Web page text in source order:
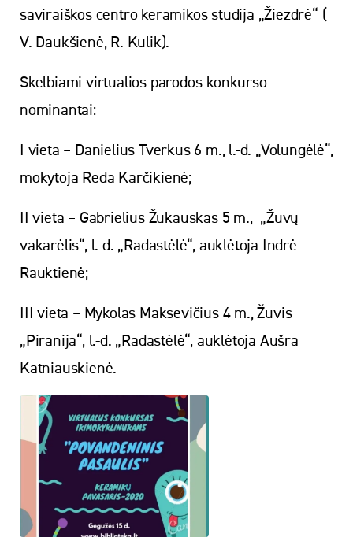
saviraiškos centro keramikos studija „Žiezdrė“ (
V. Daukšienė, R. Kulik).
Skelbiami virtualios parodos-konkurso
nominantai:
I vieta – Danielius Tverkus 6 m., l.-d. „Volungėlė“,
mokytoja Reda Karčikienė;
II vieta – Gabrielius Žukauskas 5 m., „Žuvų
vakarėlis“, l.-d. „Radastėlė“, auklėtoja Indrė
Rauktienė;
III vieta – Mykolas Maksevičius 4 m., Žuvis
„Piranija“, l.-d. „Radastėlė“, auklėtoja Aušra
Katniauskienė.